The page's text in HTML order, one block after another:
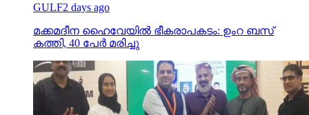
GULF2 days ago
മക്കമദീന ഹൈവേയില്‍ ഭീകരാപകടം: ഉംറ ബസ്
കത്തി, 40 പേര്‍ മരിച്ചു